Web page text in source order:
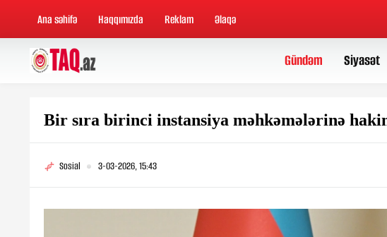
Ana səhifə Haqqımızda Reklam Əlaqə
Gündəm Siyasət
Bir sıra birinci instansiya məhkəmələrinə
Sosial 3-03-2026, 15:43